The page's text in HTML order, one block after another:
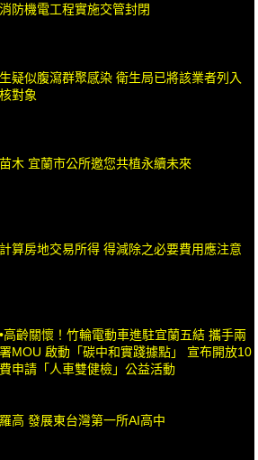
防機電工程實施交管封閉
疑似腹瀉群聚感染 衛生局已將該業者列入
對象
木 宜蘭市公所邀您共植永續未來
算房地交易所得 得減除之必要費用應注意
高齡關懷！竹輪電動車進駐宜蘭五結 攜手兩
MOU 啟動「碳中和實踐據點」 宣布開放10
申請「人車雙健檢」公益活動
高 發展東台灣第一所AI高中